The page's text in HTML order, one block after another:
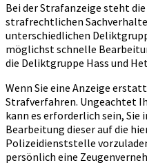
Bei der Strafanzeige steht
strafrechtlichen
unterschiedlichen
möglichst schnelle
die Deliktgruppe Hass und
Wenn Sie eine Anzeige
Strafverfahren. Ungeachtet
kann es erforderlich sein, Sie
Bearbeitung dieser auf die
Polizeidienststelle
persönlich eine